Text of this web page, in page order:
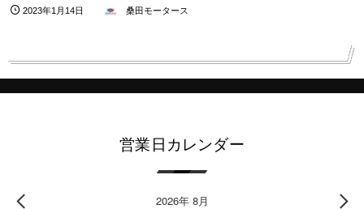
2023年1月14日 桑田モータース
営業日カレンダー
2026年 8月